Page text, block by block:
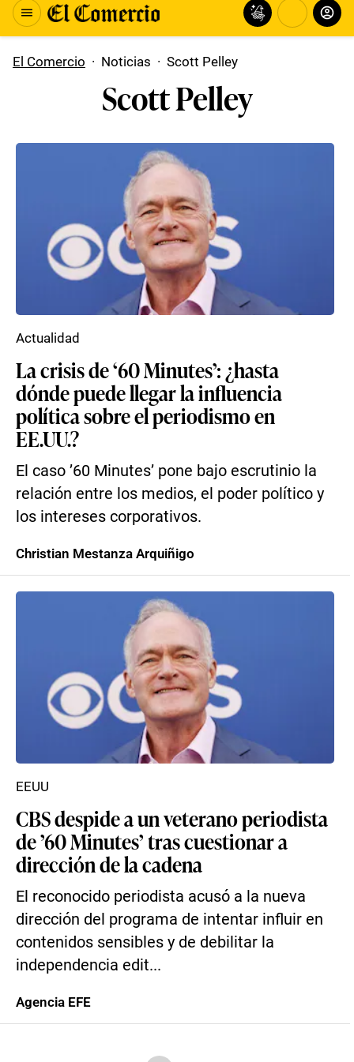
El Comercio · Noticias · Scott Pelley
Scott Pelley
La crisis de ‘60 Minutes’: ¿hasta
dónde puede llegar la influencia
política sobre el periodismo en
EE.UU.?
El caso ’60 Minutes’ pone bajo escrutinio la
relación entre los medios, el poder político y
los intereses corporativos.
Actualidad
Christian Mestanza Arquiñigo
CBS despide a un veterano periodista
de ’60 Minutes’ tras cuestionar a
dirección de la cadena
El reconocido periodista acusó a la nueva
dirección del programa de intentar influir en
contenidos sensibles y de debilitar la
independencia edit...
EEUU
Agencia EFE